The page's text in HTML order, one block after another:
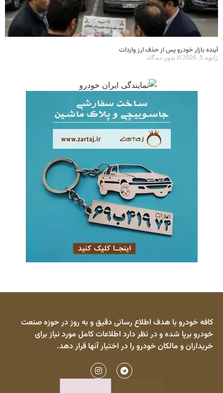
آینده بازار خودرو پس از حذف ارز واردات
ژانویه 5, 2026 بدون دیدگاه
کافه خودرو با هدف اطلاع رسانی دقیق و به روز در حوزه صنعت
خودرو برپا شده و در نظر دارد اطلاعات کامل مورد نیاز برای
خریداران و مالکان خودرو را در اختیار آنها قرار دهد.